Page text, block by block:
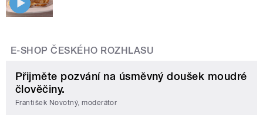
E-SHOP ČESKÉHO ROZHLASU
Přijměte pozvání na úsměvný doušek moudré
člověčiny.
František Novotný, moderátor